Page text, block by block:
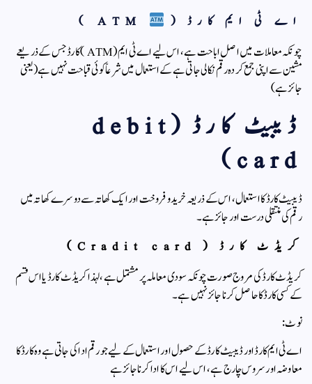
اے ٹی ایم کارڈ (
چونکہ معاملات میں اصل اباحت ہے ، اس لیے اے ٹی ایم ( ATM ) کارڈ جس کے ذریعے
مشین سے اپنی جمع کردہ رقم نکالی جاتی ہے کے استعمال میں شرعاً کوئی قباحت نہیں ہے ( یعنی
جائز ہے)
ڈیبیٹ کارڈ (debit
card)
ڈیبیٹ کارڈ کا استعمال ، اس کے ذریعہ خرید و فروخت اور ایک کھاتہ سے دوسرے کھاتہ میں
رقم کی منتقلی درست اور جائز ہے۔
کریڈٹ کارڈ ( Cradit card)
کریڈٹ کارڈ کی مروج صورت چونکہ سودی معاملہ پر مشتمل ہے ، لہذا کریڈٹ کارڈ یا اس قسم
کے کسی کارڈ کا حاصل کرنا جائز نہیں ہے ۔
نوٹ :
اے ٹی ایم کارڈ اور ڈیبیٹ کارڈ کے حصول اور استعمال کے لیے جو رقم ادا کی جاتی ہے وہ کارڈ کا
معاوضہ اور سروس چارج ہے ، اس لیے اس کا ادا کرنا جائز ہے